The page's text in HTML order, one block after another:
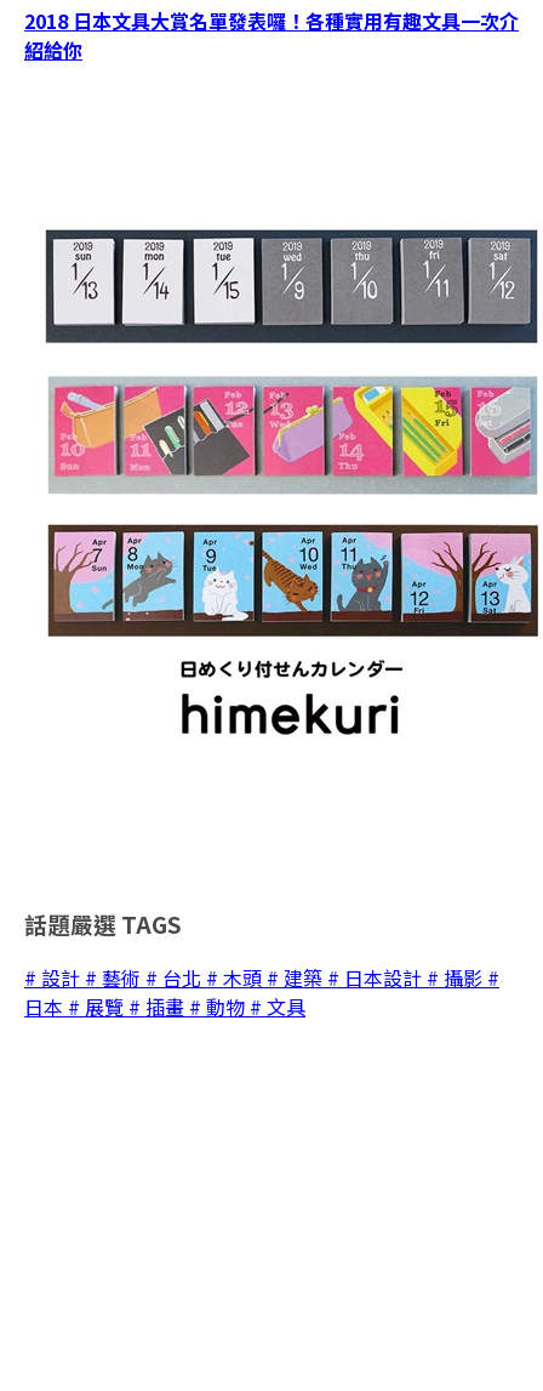
2018 日本文具大賞名單發表囉！各種實用有趣文具一次介
紹給你
話題嚴選 TAGS
# 設計 # 藝術 # 台北 # 木頭 # 建築 # 日本設計 # 攝影 #
日本 # 展覽 # 插畫 # 動物 # 文具